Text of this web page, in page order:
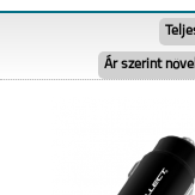
GOOGLE
Ár szerint